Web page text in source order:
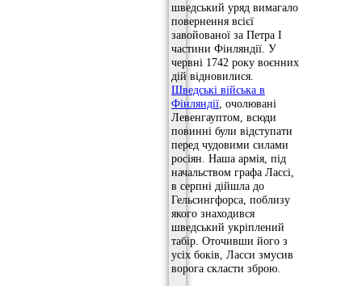
шведський уряд вимагало
повернення всієї
завойованої за Петра I
частини Фінляндії. У
червні 1742 року воєнних
дій відновилися.
Шведські війська в
Фінляндії , очолювані
Левенгауптом, всюди
повинні були відступати
перед чудовими силами
росіян. Наша армія, під
начальством графа Лассі,
в серпні дійшла до
Гельсингфорса, поблизу
якого знаходився
шведський укріплений
табір. Оточивши його з
усіх боків, Ласси змусив
ворога скласти зброю.